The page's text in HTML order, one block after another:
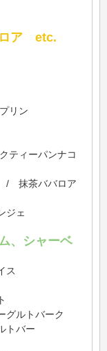
ア etc.
リン
ィーパンナコ
/ 抹茶ババロア
ジェ
、シャーベ
ス
グルトバーク
トバー